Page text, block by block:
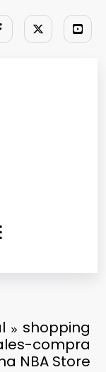
shopping
compra
NBA Store